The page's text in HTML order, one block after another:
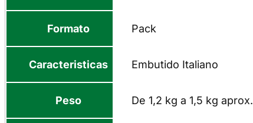
Formato Pack
Caracteristicas Embutido Italiano
Peso De 1,2 kg a 1,5 kg aprox.